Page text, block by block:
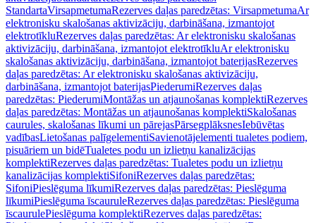
StandartaVirsapmetumaRezerves daļas paredzētas: VirsapmetumaAr
elektronisku skalošanas aktivizāciju, darbināšana, izmantojot
elektrotīkluRezerves daļas paredzētas: Ar elektronisku skalošanas
aktivizāciju, darbināšana, izmantojot elektrotīkluAr elektronisku
skalošanas aktivizāciju, darbināšana, izmantojot baterijasRezerves
daļas paredzētas: Ar elektronisku skalošanas aktivizāciju,
darbināšana, izmantojot baterijasPiederumiRezerves daļas
paredzētas: PiederumiMontāžas un atjaunošanas komplektiRezerves
daļas paredzētas: Montāžas un atjaunošanas komplektiSkalošanas
caurules, skalošanas līkumi un pārejasPārsegplāksnesIebūvētas
vadībasLietošanas palīgelementiSavienotājelementi tualetes podiem,
pisuāriem un bidēTualetes podu un izlietņu kanalizācijas
komplektiRezerves daļas paredzētas: Tualetes podu un izlietņu
kanalizācijas komplektiSifoniRezerves daļas paredzētas:
SifoniPieslēguma līkumiRezerves daļas paredzētas: Pieslēguma
līkumiPieslēguma īscauruleRezerves daļas paredzētas: Pieslēguma
īscaurulePieslēguma komplektiRezerves daļas paredzētas: